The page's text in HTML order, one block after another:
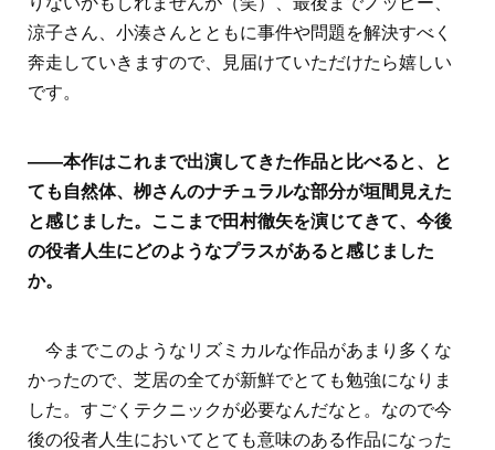
涼子さん、小湊さんとともに事件や問題を解決すべく
奔走していきますので、見届けていただけたら嬉しい
です。
――本作はこれまで出演してきた作品と比べると、と
ても自然体、栁さんのナチュラルな部分が垣間見えた
と感じました。ここまで田村徹矢を演じてきて、今後
の役者人生にどのようなプラスがあると感じました
か。
今までこのようなリズミカルな作品があまり多くな
かったので、芝居の全てが新鮮でとても勉強になりま
した。すごくテクニックが必要なんだなと。なので今
後の役者人生においてとても意味のある作品になった